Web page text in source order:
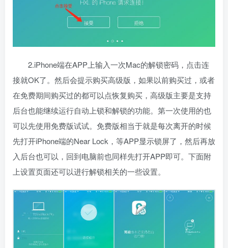
2.iPhone端在APP上输入一次Mac的解锁密码，点击连
接就OK了。然后会提示购买高级版，如果以前购买过，或者
在免费期间购买过的都可以点恢复购买，高级版主要是支持
后台也能继续运行自动上锁和解锁的功能。第一次使用的也
可以先使用免费版试试。免费版相当于就是每次离开的时候
先打开iPhone端的Near Lock，等APP显示锁屏了，然后再放
入后台也可以，回到电脑前也同样先打开APP即可。下面附
上设置页面还可以进行解锁相关的一些设置。